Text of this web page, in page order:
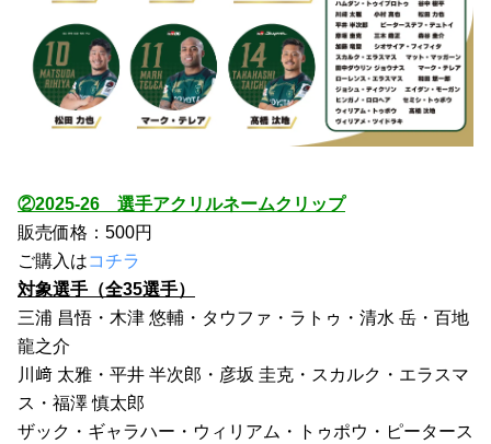
②2025-26　選手アクリルネームクリップ
販売価格：500円
ご購入はコチラ
対象選手（全35選手）
三浦 昌悟・木津 悠輔・タウファ・ラトゥ・清水 岳・百地
龍之介
川﨑 太雅・平井 半次郎・彦坂 圭克・スカルク・エラスマ
ス・福澤 慎太郎
ザック・ギャラハー・ウィリアム・トゥポウ・ピータース